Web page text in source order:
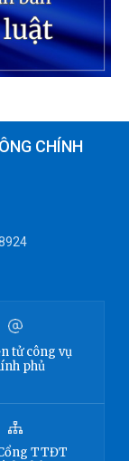
CHÍNH
tử công vụ
phủ
TTĐT